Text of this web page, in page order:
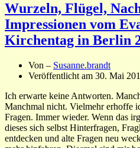
Wurzeln, Flügel,
Impressionen vom
Kirchentag in Berlin
Von – Susanne.brandt
Veröffentlicht am 30. Mai
Ich erwarte keine Antworten.
Manchmal nicht. Vielmehr erhoffe
Fragen. Immer wieder. Wenn das
dieses sich selbst Hinterfragen,
entdecken und alte Fragen neu